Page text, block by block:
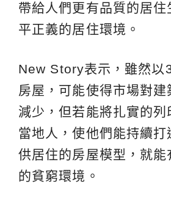
帶給人們更有品質的居住
平正義的居住環境。
New Story表示，雖然以
房屋，可能使得市場對建
減少，但若能將扎實的列
當地人，使他們能持續打
供居住的房屋模型，就能
的貧窮環境。